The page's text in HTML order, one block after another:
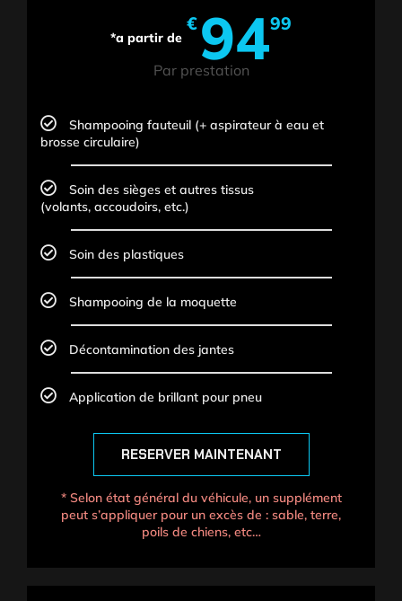
€ 9499
Par prestation
Shampooing fauteuil (+ aspirateur à eau et
brosse circulaire)
Soin des sièges et autres tissus
(volants, accoudoirs, etc.)
Soin des plastiques
Shampooing de la moquette
Décontamination des jantes
Application de brillant pour pneu
RESERVER MAINTENANT
* Selon état général du véhicule, un supplément
peut s’appliquer pour un excès de : sable, terre,
poils de chiens, etc…